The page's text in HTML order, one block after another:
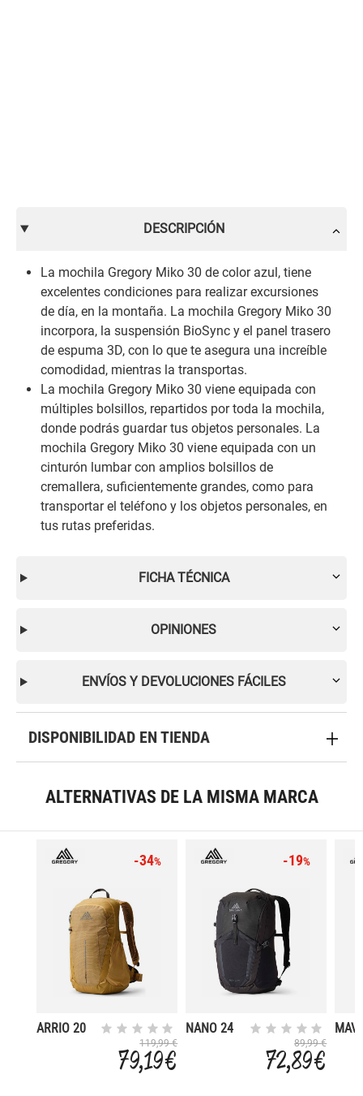
DESCRIPCIÓN
La mochila Gregory Miko 30 de color azul, tiene
excelentes condiciones para realizar excursiones
de día, en la montaña. La mochila Gregory Miko 30
incorpora, la suspensión BioSync y el panel trasero
de espuma 3D, con lo que te asegura una increíble
comodidad, mientras la transportas.
La mochila Gregory Miko 30 viene equipada con
múltiples bolsillos, repartidos por toda la mochila,
donde podrás guardar tus objetos personales. La
mochila Gregory Miko 30 viene equipada con un
cinturón lumbar con amplios bolsillos de
cremallera, suficientemente grandes, como para
transportar el teléfono y los objetos personales, en
tus rutas preferidas.
FICHA TÉCNICA
OPINIONES
ENVÍOS Y DEVOLUCIONES FÁCILES
DISPONIBILIDAD EN TIENDA
ALTERNATIVAS DE LA MISMA MARCA
-34%
ARRIO 20
119,99 €
79,19 €
-19%
NANO 24
89,99 €
72,89 €